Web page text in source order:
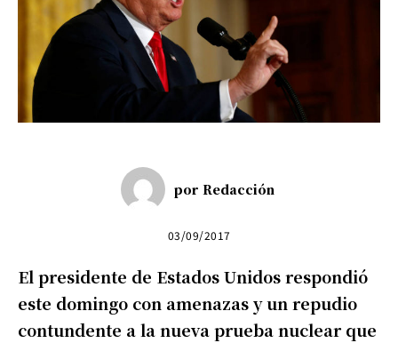
por Redacción
03/09/2017
El presidente de Estados Unidos respondió
este domingo con amenazas y un repudio
contundente a la nueva prueba nuclear que